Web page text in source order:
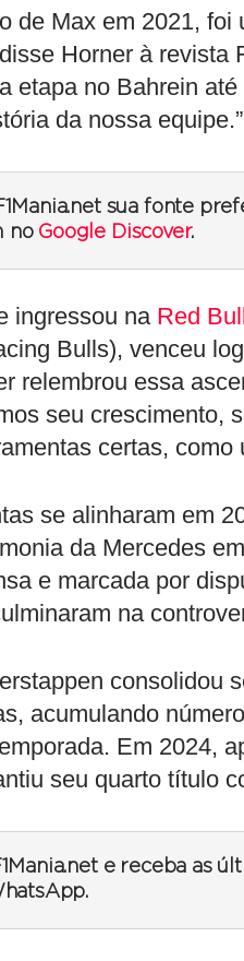
de Max em 2021,
Horner à revista
etapa no Bahrein
da nossa equipe.”
sua fonte
no Google Discover.
ingressou na Red
Bulls), venceu
relembrou essa
seu crescimento,
certas,
se alinharam em
da Mercedes
e marcada por
na
consolidou
acumulando
Em 2024,
seu quarto título
e receba as